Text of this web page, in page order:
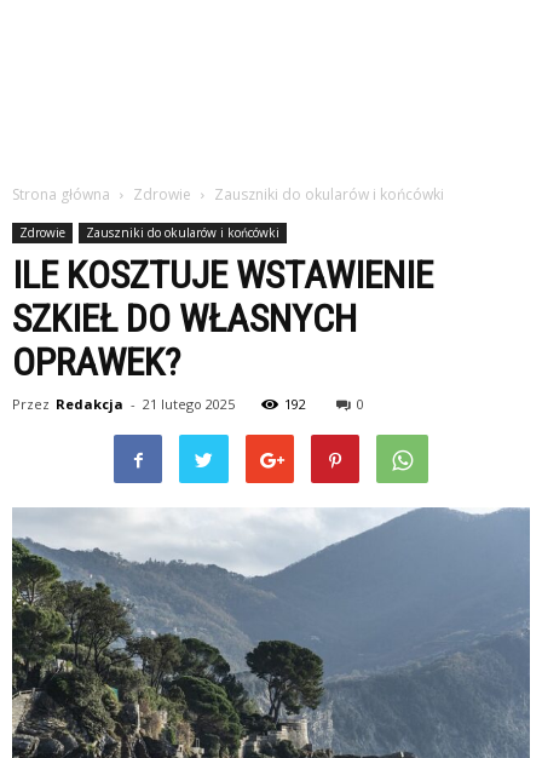
Strona główna Zdrowie Zauszniki do okularów i końcówki
Zdrowie Zauszniki do okularów i końcówki
ILE KOSZTUJE WSTAWIENIE
SZKIEŁ DO WŁASNYCH
OPRAWEK?
Przez Redakcja - 21 lutego 2025 192 0